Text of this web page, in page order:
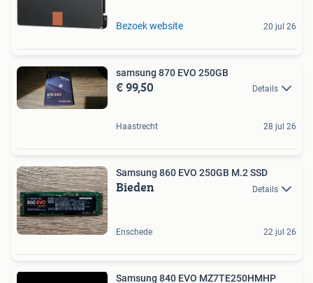
Bezoek website 20 jul 26
samsung 870 EVO 250GB
€ 99,50 Details
Haastrecht 28 jul 26
Samsung 860 EVO 250GB M.2 SSD
Bieden Details
Enschede 22 jul 26
Samsung 840 EVO MZ7TE250HMHP